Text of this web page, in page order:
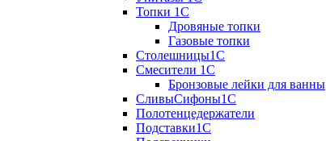
Топки 1С
Дровяные топки
Газовые топки
Столешницы1С
Смесители 1С
Бронзовые лейки для ванны
СливыСифоны1С
Полотенцедержатели
Подставки1С